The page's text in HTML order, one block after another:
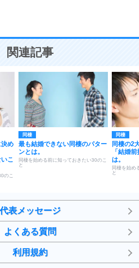
が大切。
関連記事
め
こ
のこ
同棲
最も結婚できない同棲のパター
ンとは。
同棲を始める前に知っておきたい30のこ
と
同棲
同棲の2
「結婚
は。
同棲を始め
と
代表メッセージ
よくある質問
利用規約